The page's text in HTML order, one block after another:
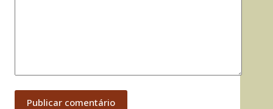
Publicar comentário